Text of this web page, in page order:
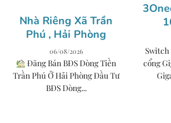
Switch
cổng
Nhà Riêng Xã Trần
Phú , Hải Phòng
06/08/2026
Đăng Bán BĐS Dòng Tiền
Trần Phú Ở Hải Phòng Đầu Tư
BĐS Dòng...